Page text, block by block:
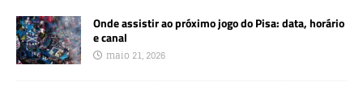
Onde assistir ao próximo jogo do Pisa: data, horário
e canal
maio 21, 2026